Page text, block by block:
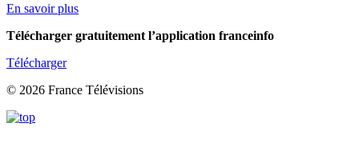
En savoir plus
Télécharger gratuitement l’application franceinfo
Télécharger
© 2026 France Télévisions